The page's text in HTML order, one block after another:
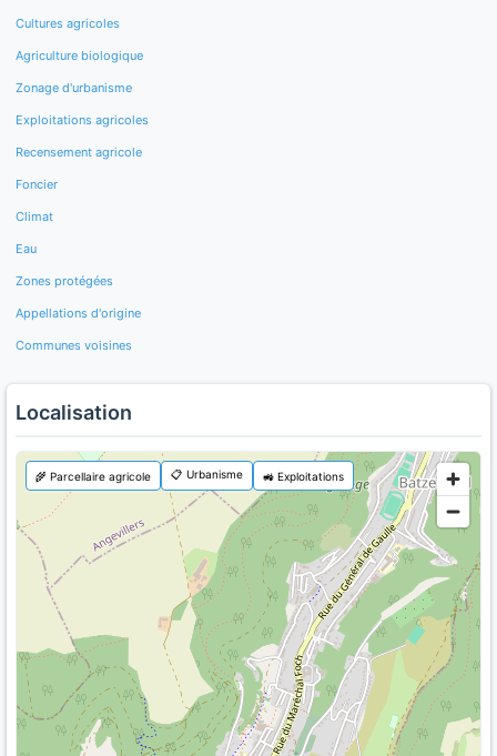
Cultures agricoles
Agriculture biologique
Zonage d'urbanisme
Exploitations agricoles
Recensement agricole
Foncier
Climat
Eau
Zones protégées
Appellations d'origine
Communes voisines
Localisation
🌾 Parcellaire agricole 📋 Urbanisme 🚜 Exploitations